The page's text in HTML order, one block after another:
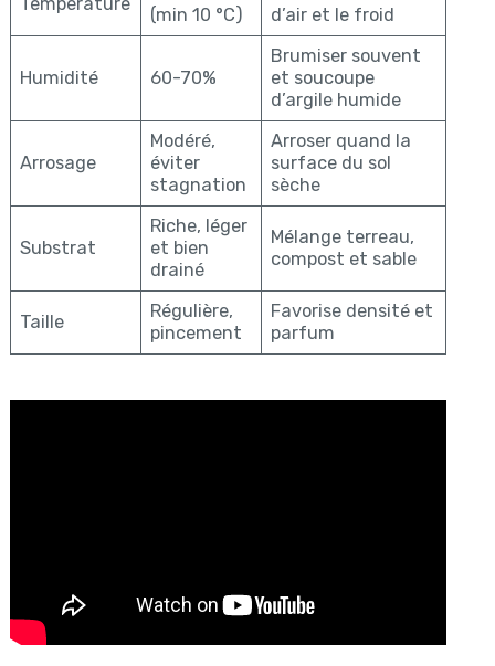
(min 10 °C)
d’air et le froid
Humidité 60-70%
Brumiser souvent
et soucoupe
d’argile humide
Arrosage
Modéré,
éviter
stagnation
Arroser quand la
surface du sol
sèche
Substrat
Riche, léger
et bien
drainé
Mélange terreau,
compost et sable
Taille
Régulière,
pincement
Favorise densité et
parfum